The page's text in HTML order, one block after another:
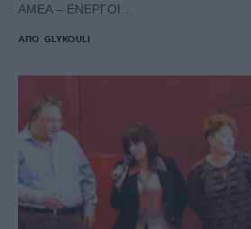
ΑΜΕΑ – ΕΝΕΡΓΟΙ…
ΑΠΌ GLYKOULI